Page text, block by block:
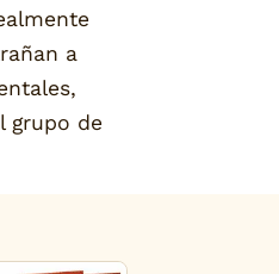
a
grupo de